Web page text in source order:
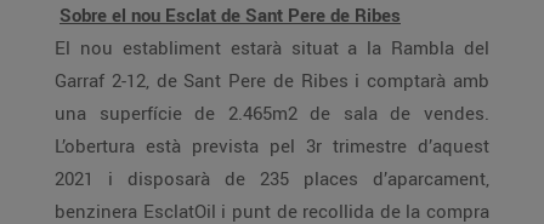
Sobre el nou Esclat de Sant Pere de Ribes
El nou establiment estarà situat a la Rambla del
Garraf 2-12, de Sant Pere de Ribes i comptarà amb
una superfície de 2.465m2 de sala de vendes.
L’obertura està prevista pel 3r trimestre d’aquest
2021 i disposarà de 235 places d’aparcament,
benzinera EsclatOil i punt de recollida de la compra